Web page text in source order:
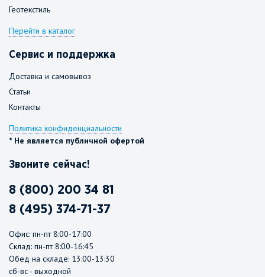
Геотекстиль
Перейти в каталог
Сервис и поддержка
Доставка и самовывоз
Статьи
Контакты
Политика конфиденциальности
* Не является публичной офертой
Звоните сейчас!
8 (800) 200 34 81
8 (495) 374-71-37
Офис: пн-пт 8:00-17:00
Склад: пн-пт 8:00-16:45
Обед на складе: 13:00-13:30
сб-вс - выходной